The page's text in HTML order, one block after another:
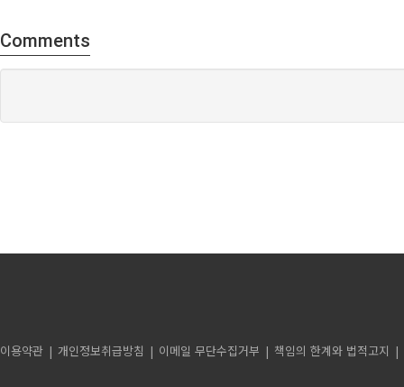
Comments
이용약관 개인정보취급방침 이메일 무단수집거부 책임의 한계와 법적고지